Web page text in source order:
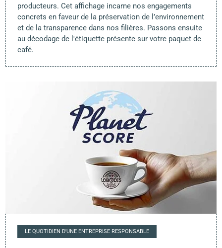
producteurs. Cet affichage incarne nos engagements
concrets en faveur de la préservation de l’environnement
et de la transparence dans nos filières. Passons ensuite
au décodage de l'étiquette présente sur votre paquet de
café.
LE QUOTIDIEN D'UNE ENTREPRISE RESPONSABLE